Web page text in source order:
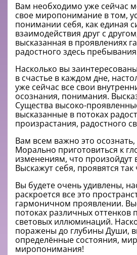
Вам необходимо уже сейчас
свое миропонимание в том,
понимании себя, как единая
взаимодействия друг с
высказанная в проявлениях
радостного здесь
Насколько вы
в счастье в каждом дне,
уже сейчас все свои
осознания, понимания.
Существа высоко-
высказанные в потоках
произрастания, радостного
Вам всем важно это
Морально приготовиться к
изменениям, что произойдут
Выскажут себя, проявятся так
Вы будете очень удивлены,
раскроется все это
гармоничном проявлении.
потоках различных оттенков
световых иллюминаций.
поражены до глубины Души,
определённые состояния,
миропонимания!